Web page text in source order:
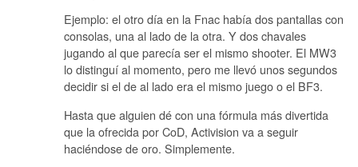
Ejemplo: el otro día en la Fnac había dos pantallas con
consolas, una al lado de la otra. Y dos chavales
jugando al que parecía ser el mismo shooter. El MW3
lo distinguí al momento, pero me llevó unos segundos
decidir si el de al lado era el mismo juego o el BF3.
Hasta que alguien dé con una fórmula más divertida
que la ofrecida por CoD, Activision va a seguir
haciéndose de oro. Simplemente.